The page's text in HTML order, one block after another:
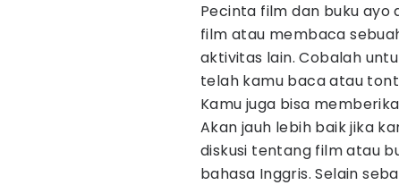
Pecinta film dan buku
film atau membaca
aktivitas lain. Cobalah
telah kamu baca atau
Kamu juga bisa
Akan jauh lebih baik jika
diskusi tentang film atau
bahasa Inggris. Selain